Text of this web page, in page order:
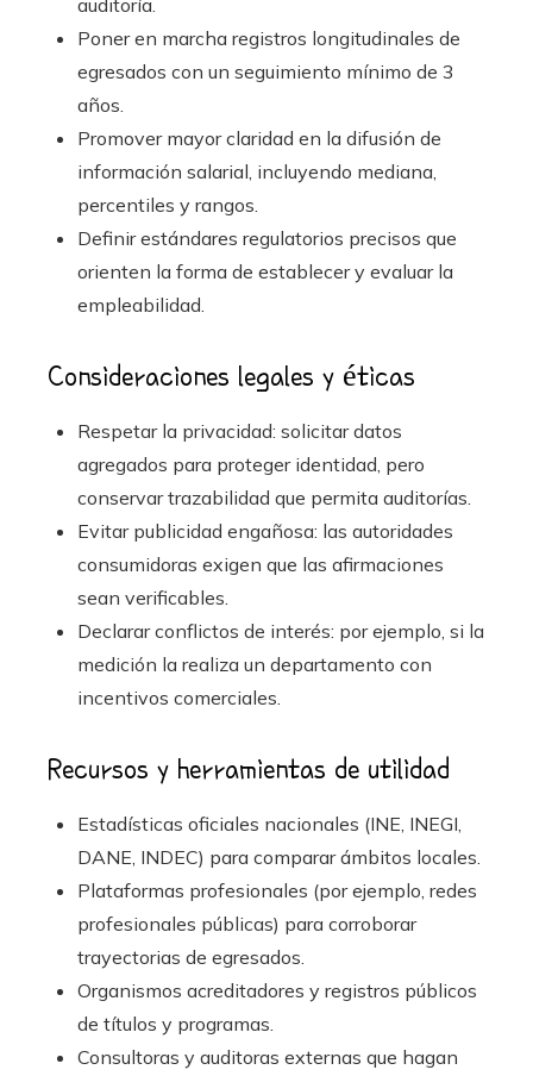
Poner en marcha registros longitudinales de
egresados con un seguimiento mínimo de 3
años.
Promover mayor claridad en la difusión de
información salarial, incluyendo mediana,
percentiles y rangos.
Definir estándares regulatorios precisos que
orienten la forma de establecer y evaluar la
empleabilidad.
Consideraciones legales y éticas
Respetar la privacidad: solicitar datos
agregados para proteger identidad, pero
conservar trazabilidad que permita auditorías.
Evitar publicidad engañosa: las autoridades
consumidoras exigen que las afirmaciones
sean verificables.
Declarar conflictos de interés: por ejemplo, si la
medición la realiza un departamento con
incentivos comerciales.
Recursos y herramientas de utilidad
Estadísticas oficiales nacionales (INE, INEGI,
DANE, INDEC) para comparar ámbitos locales.
Plataformas profesionales (por ejemplo, redes
profesionales públicas) para corroborar
trayectorias de egresados.
Organismos acreditadores y registros públicos
de títulos y programas.
Consultoras y auditoras externas que hagan